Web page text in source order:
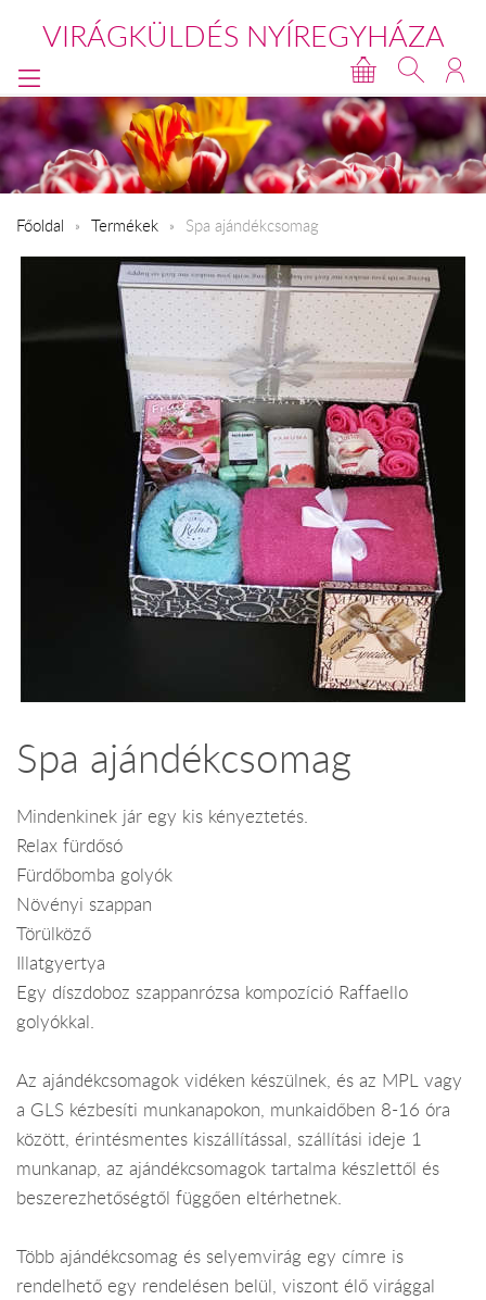
VIRÁGKÜLDÉS NYÍREGYHÁZA
Főoldal Termékek Spa ajándékcsomag
Spa ajándékcsomag
Mindenkinek jár egy kis kényeztetés.
Relax fürdősó
Fürdőbomba golyók
Növényi szappan
Törülköző
Illatgyertya
Egy díszdoboz szappanrózsa kompozíció Raffaello
golyókkal.
Az ajándékcsomagok vidéken készülnek, és az MPL vagy
a GLS kézbesíti munkanapokon, munkaidőben 8-16 óra
között, érintésmentes kiszállítással, szállítási ideje 1
munkanap, az ajándékcsomagok tartalma készlettől és
beszerezhetőségtől függően eltérhetnek.
Több ajándékcsomag és selyemvirág egy címre is
rendelhető egy rendelésen belül, viszont élő virággal